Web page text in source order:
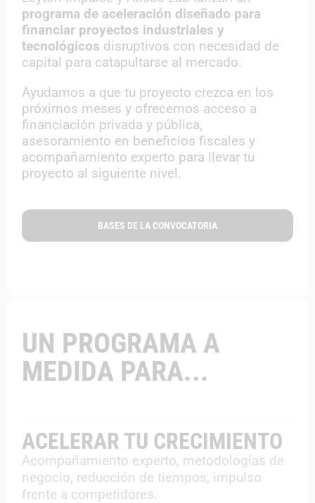
programa de aceleración diseñado para
financiar proyectos industriales y
tecnológicos disruptivos con necesidad de
capital para catapultarse al mercado.
Ayudamos a que tu proyecto crezca en los
próximos meses y ofrecemos acceso a
financiación privada y pública,
asesoramiento en beneficios fiscales y
acompañamiento experto para llevar tu
proyecto al siguiente nivel.
BASES DE LA CONVOCATORIA
UN PROGRAMA A
MEDIDA PARA...
ACELERAR TU CRECIMIENTO
Acompañamiento experto, metodologías de
negocio, reducción de tiempos, impulso
frente a competidores.